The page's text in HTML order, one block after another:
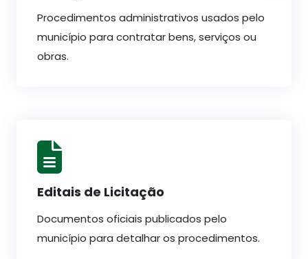
Procedimentos administrativos usados pelo
município para contratar bens, serviços ou
obras.
Editais de Licitação
Documentos oficiais publicados pelo
município para detalhar os procedimentos.